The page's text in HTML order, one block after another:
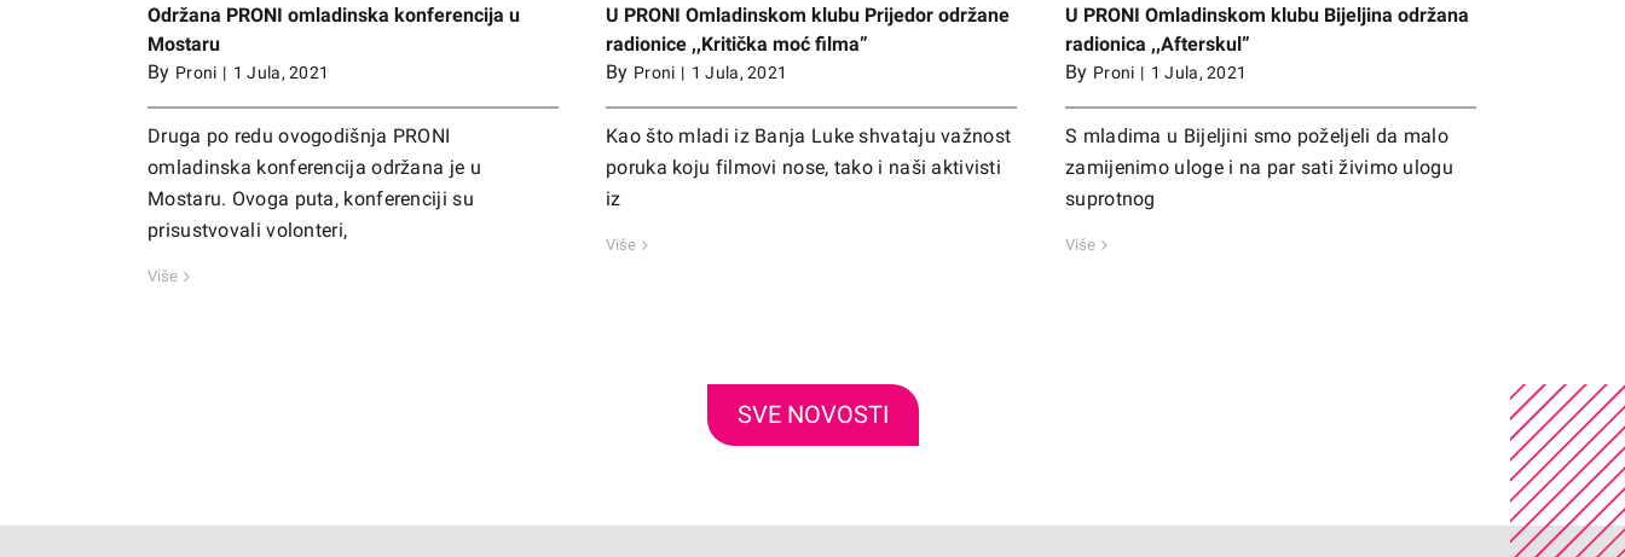
Održana PRONI omladinska konferencija u
Mostaru
By Proni | 1 Jula, 2021
Druga po redu ovogodišnja PRONI
omladinska konferencija održana je u
Mostaru. Ovoga puta, konferenciji su
prisustvovali volonteri,
Više
U PRONI Omladinskom klubu Prijedor održane
radionice ,,Kritička moć filma”
By Proni | 1 Jula, 2021
Kao što mladi iz Banja Luke shvataju važnost
poruka koju filmovi nose, tako i naši aktivisti
iz
Više
U PRONI Omladinskom klubu Bijeljina održana
radionica ,,Afterskul”
By Proni | 1 Jula, 2021
S mladima u Bijeljini smo poželjeli da malo
zamijenimo uloge i na par sati živimo ulogu
suprotnog
Više
SVE NOVOSTI